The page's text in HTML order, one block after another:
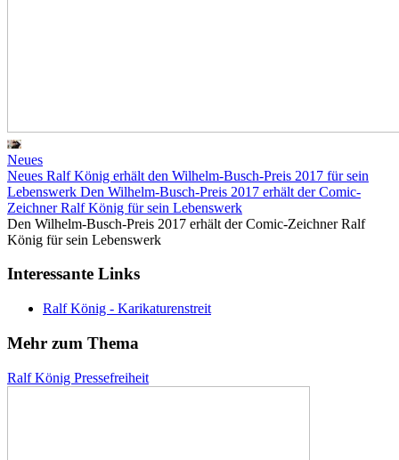
Neues
Neues Ralf König erhält den Wilhelm-Busch-Preis 2017 für sein
Lebenswerk Den Wilhelm-Busch-Preis 2017 erhält der Comic-
Zeichner Ralf König für sein Lebenswerk
Den Wilhelm-Busch-Preis 2017 erhält der Comic-Zeichner Ralf
König für sein Lebenswerk
Interessante Links
Ralf König - Karikaturenstreit
Mehr zum Thema
Ralf König Pressefreiheit